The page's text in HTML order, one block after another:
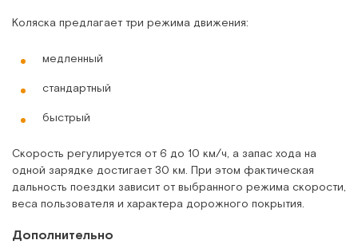
Коляска предлагает три режима движения:
медленный
стандартный
быстрый
Скорость регулируется от 6 до 10 км/ч, а запас хода на
одной зарядке достигает 30 км. При этом фактическая
дальность поездки зависит от выбранного режима скорости,
веса пользователя и характера дорожного покрытия.
Дополнительно